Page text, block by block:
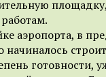
аэропорта, в
готовности,